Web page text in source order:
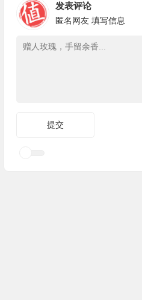
发表评论
匿名网友 填写信息